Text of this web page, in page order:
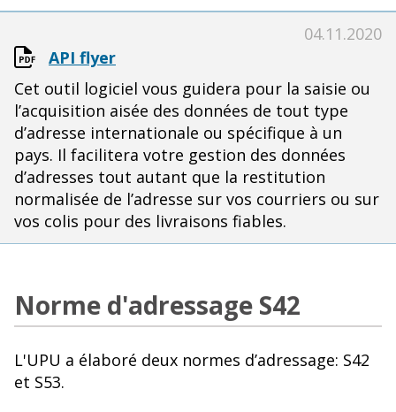
API flyer
04.11.2020
Cet outil logiciel vous guidera pour la saisie ou
l’acquisition aisée des données de tout type
d’adresse internationale ou spécifique à un
pays. Il facilitera votre gestion des données
d’adresses tout autant que la restitution
normalisée de l’adresse sur vos courriers ou sur
vos colis pour des livraisons fiables.
Norme d'adressage S42
L'UPU a élaboré deux normes d’adressage: S42
et S53.